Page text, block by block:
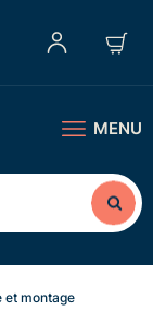
MENU
et montage